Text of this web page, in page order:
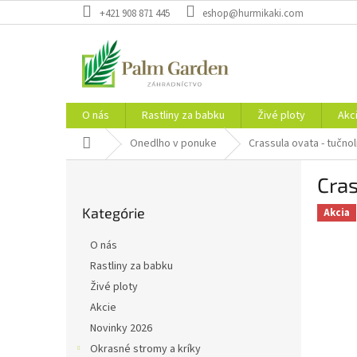
na
+421 908 871 445 eshop@hurmikaki.com
O nás Rastliny za babku Živé ploty
Domov Onedlho v ponuke Crassula ovata -
kategórie
Kategórie
O nás
Rastliny za babku
Živé ploty
Akcie
Novinky 2026
Okrasné stromy a kríky
Akcia